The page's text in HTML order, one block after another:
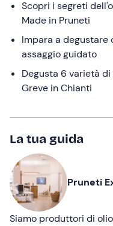
shortcuts
changing
dates.
Scopri i segreti
Made in Pruneti
Impara a degustare
assaggio guidato
Degusta 6 varietà
Greve in Chianti
La tua guida
Pruneti
Siamo produttori di